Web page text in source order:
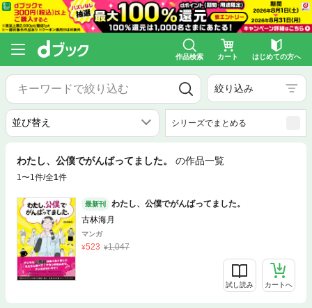
作品検索 カート はじめての方へ
絞り込み
シリーズでまとめる
わたし、公僕でがんばってました。 の作品一覧
1〜1件/全1件
最新刊
わたし、公僕でがんばってました。
古林海月
マンガ
523 1,047
試し読み カートへ